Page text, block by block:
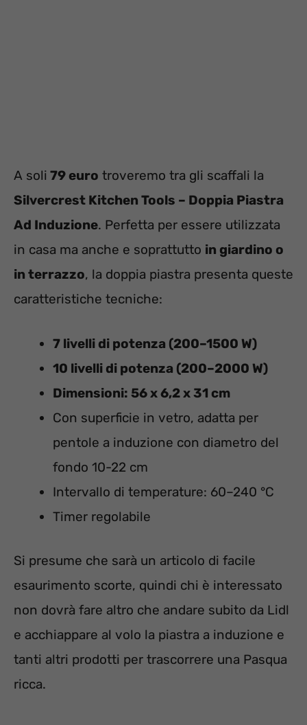
A soli 79 euro troveremo tra gli scaffali la
Silvercrest Kitchen Tools – Doppia Piastra
Ad Induzione. Perfetta per essere utilizzata
in casa ma anche e soprattutto in giardino o
in terrazzo, la doppia piastra presenta queste
caratteristiche tecniche:
7 livelli di potenza (200–1500 W)
10 livelli di potenza (200–2000 W)
Dimensioni: 56 x 6,2 x 31 cm
Con superficie in vetro, adatta per
pentole a induzione con diametro del
fondo 10-22 cm
Intervallo di temperature: 60–240 °C
Timer regolabile
Si presume che sarà un articolo di facile
esaurimento scorte, quindi chi è interessato
non dovrà fare altro che andare subito da Lidl
e acchiappare al volo la piastra a induzione e
tanti altri prodotti per trascorrere una Pasqua
ricca.